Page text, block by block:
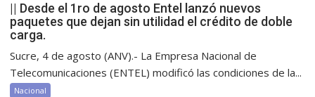
|| Desde el 1ro de agosto Entel lanzó nuevos
paquetes que dejan sin utilidad el crédito de doble
carga.
Sucre, 4 de agosto (ANV).- La Empresa Nacional de
Telecomunicaciones (ENTEL) modificó las condiciones de la...
Nacional